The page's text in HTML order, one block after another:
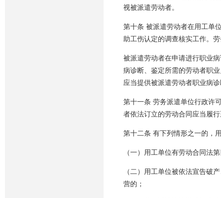
视被派遣劳动者。
第十条 被派遣劳动者在用工单
助工伤认定的调查核实工作。
被派遣劳动者在申请进行职业
病诊断、鉴定所需的劳动者职
应当提供被派遣劳动者职业病
第十一条 劳务派遣单位行政许
者依法订立的劳动合同应当履
第十二条 有下列情形之一的，
（一）用工单位有劳动合同法
（二）用工单位被依法宣告破
营的；